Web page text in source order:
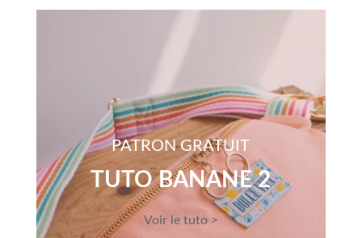
PATRON GRATUIT
TUTO BANANE 2
Voir le tuto >